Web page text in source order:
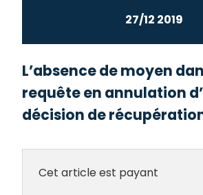
27/12 2019
L’absence de moyen
requête en annulation
décision de
Cet article est payant